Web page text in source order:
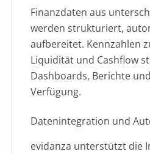
Finanzdaten aus
werden strukturiert,
aufbereitet. Kennzahlen
Liquidität und Cashflow
Dashboards, Berichte
Verfügung.
Datenintegration und
evidanza unterstützt die